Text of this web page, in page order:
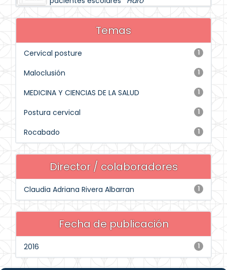
Temas
1
Cervical posture
1
Maloclusión
1
MEDICINA Y CIENCIAS DE LA SALUD
1
Postura cervical
1
Rocabado
Director / colaboradores
1
Claudia Adriana Rivera Albarran
Fecha de publicación
1
2016